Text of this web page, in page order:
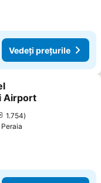
Vedeți prețurile
la favorite
Airport
1.754